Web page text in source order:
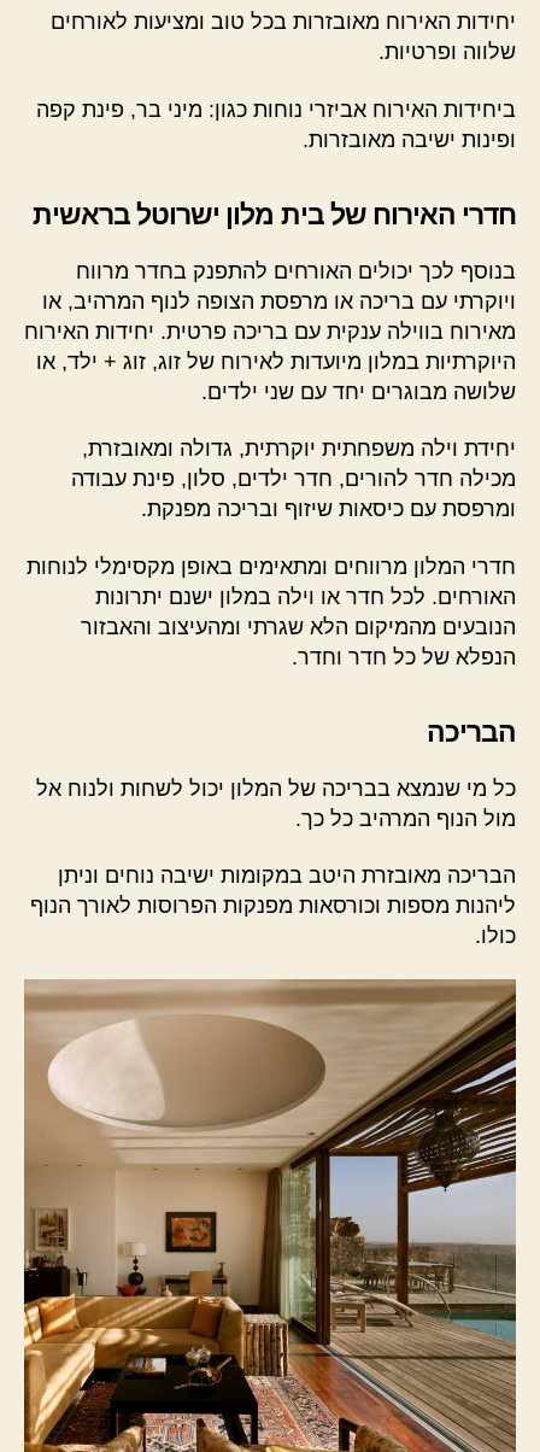
יחידות האירוח מאובזרות בכל טוב ומציעות לאורחים
שלווה ופרטיות.
ביחידות האירוח אביזרי נוחות כגון: מיני בר, פינת קפה
ופינות ישיבה מאובזרות.
חדרי האירוח של בית מלון ישרוטל בראשית
בנוסף לכך יכולים האורחים להתפנק בחדר מרווח
ויוקרתי עם בריכה או מרפסת הצופה לנוף המרהיב, או
מאירוח בווילה ענקית עם בריכה פרטית. יחידות האירוח
היוקרתיות במלון מיועדות לאירוח של זוג, זוג + ילד, או
שלושה מבוגרים יחד עם שני ילדים.
יחידת וילה משפחתית יוקרתית, גדולה ומאובזרת,
מכילה חדר להורים, חדר ילדים, סלון, פינת עבודה
ומרפסת עם כיסאות שיזוף ובריכה מפנקת.
חדרי המלון מרווחים ומתאימים באופן מקסימלי לנוחות
האורחים. לכל חדר או וילה במלון ישנם יתרונות
הנובעים מהמיקום הלא שגרתי ומהעיצוב והאבזור
הנפלא של כל חדר וחדר.
הבריכה
כל מי שנמצא בבריכה של המלון יכול לשחות ולנוח אל
מול הנוף המרהיב כל כך.
הבריכה מאובזרת היטב במקומות ישיבה נוחים וניתן
ליהנות מספות וכורסאות מפנקות הפרוסות לאורך הנוף
כולו.